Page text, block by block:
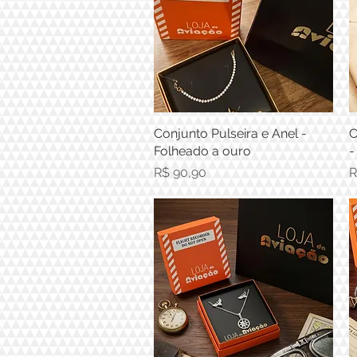
Visualização rápida
Conjunto Pulseira e Anel -
Folheado a ouro
Preço
R$ 90,90
-